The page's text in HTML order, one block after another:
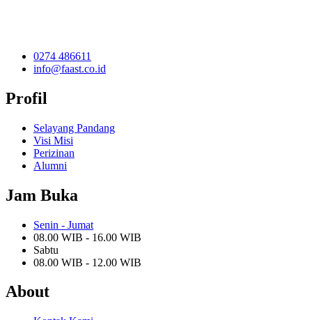
0274 486611
info@faast.co.id
Profil
Selayang Pandang
Visi Misi
Perizinan
Alumni
Jam Buka
Senin - Jumat
08.00 WIB - 16.00 WIB
Sabtu
08.00 WIB - 12.00 WIB
About